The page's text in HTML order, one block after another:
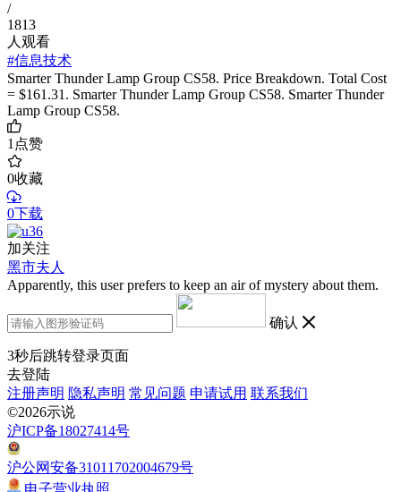
/
1813
人观看
#信息技术
Smarter Thunder Lamp Group CS58. Price Breakdown. Total Cost
= $161.31. Smarter Thunder Lamp Group CS58. Smarter Thunder
Lamp Group CS58.
1点赞
0收藏
0下载
加关注
黑市夫人
Apparently, this user prefers to keep an air of mystery about them.
确认
3秒后跳转登录页面
去登陆
注册声明 隐私声明 常见问题 申请试用 联系我们
©2026示说
沪ICP备18027414号
沪公网安备31011702004679号